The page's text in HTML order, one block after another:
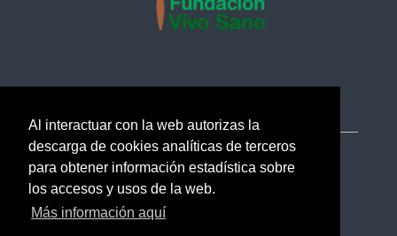
Al interactuar con la web autorizas la
descarga de cookies analíticas de terceros
para obtener información estadística sobre
los accesos y usos de la web.
Más información aquí
Salta Ayuda
Ayuda
soporte@esi.academy
Ayuda
Verificar certificados